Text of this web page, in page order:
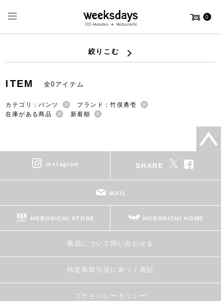
0
絞りこむ
ITEM 全0アイテム
カテゴリ：パンツ
ブランド：竹俣勇壱
在庫がある商品
新着順
instagram SHARE
MAIL
HOBONICHI STORE HOBONICHI HOME
商品について問い合わせる
特定商取引法に基づく表記
プライバシーポリシー